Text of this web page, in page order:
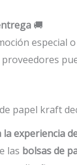
🚚
especial
papel kraft
experiencia
las bolsas de